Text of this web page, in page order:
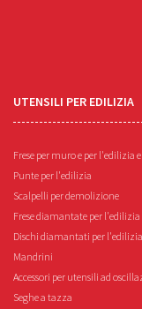
UTENSILI PER EDILIZIA
Frese per muro e per l'edilizia e
Punte per l'edilizia
Scalpelli per demolizione
Frese diamantate per l'edilizia
Dischi diamantati per l'edilizia
Mandrini
Accessori per utensili ad
Seghe a tazza